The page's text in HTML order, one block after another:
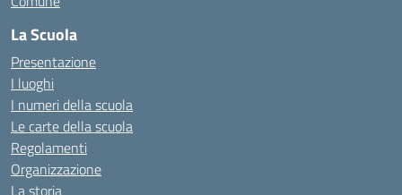
La Scuola
Presentazione
I luoghi
I numeri della scuola
Le carte della scuola
Regolamenti
Organizzazione
La storia